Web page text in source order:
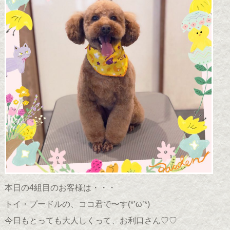
本日の4組目のお客様は・・・
トイ・プードルの、ココ君で〜す(*’ω’*)
今日もとっても大人しくって、お利口さん♡♡